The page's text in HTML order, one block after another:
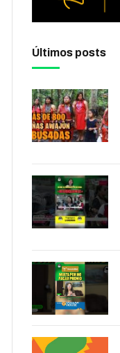
Últimos posts